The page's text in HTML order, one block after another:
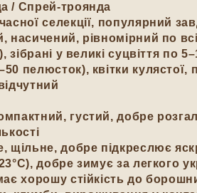
/ Спрей-троянда
селекції, популярний
насичений, рівномірний по
зібрані у великі суцвіття по
пелюсток), квітки
густий, добре
щільне, добре підкреслює
добре зимує за легкого
хорошу стійкість до